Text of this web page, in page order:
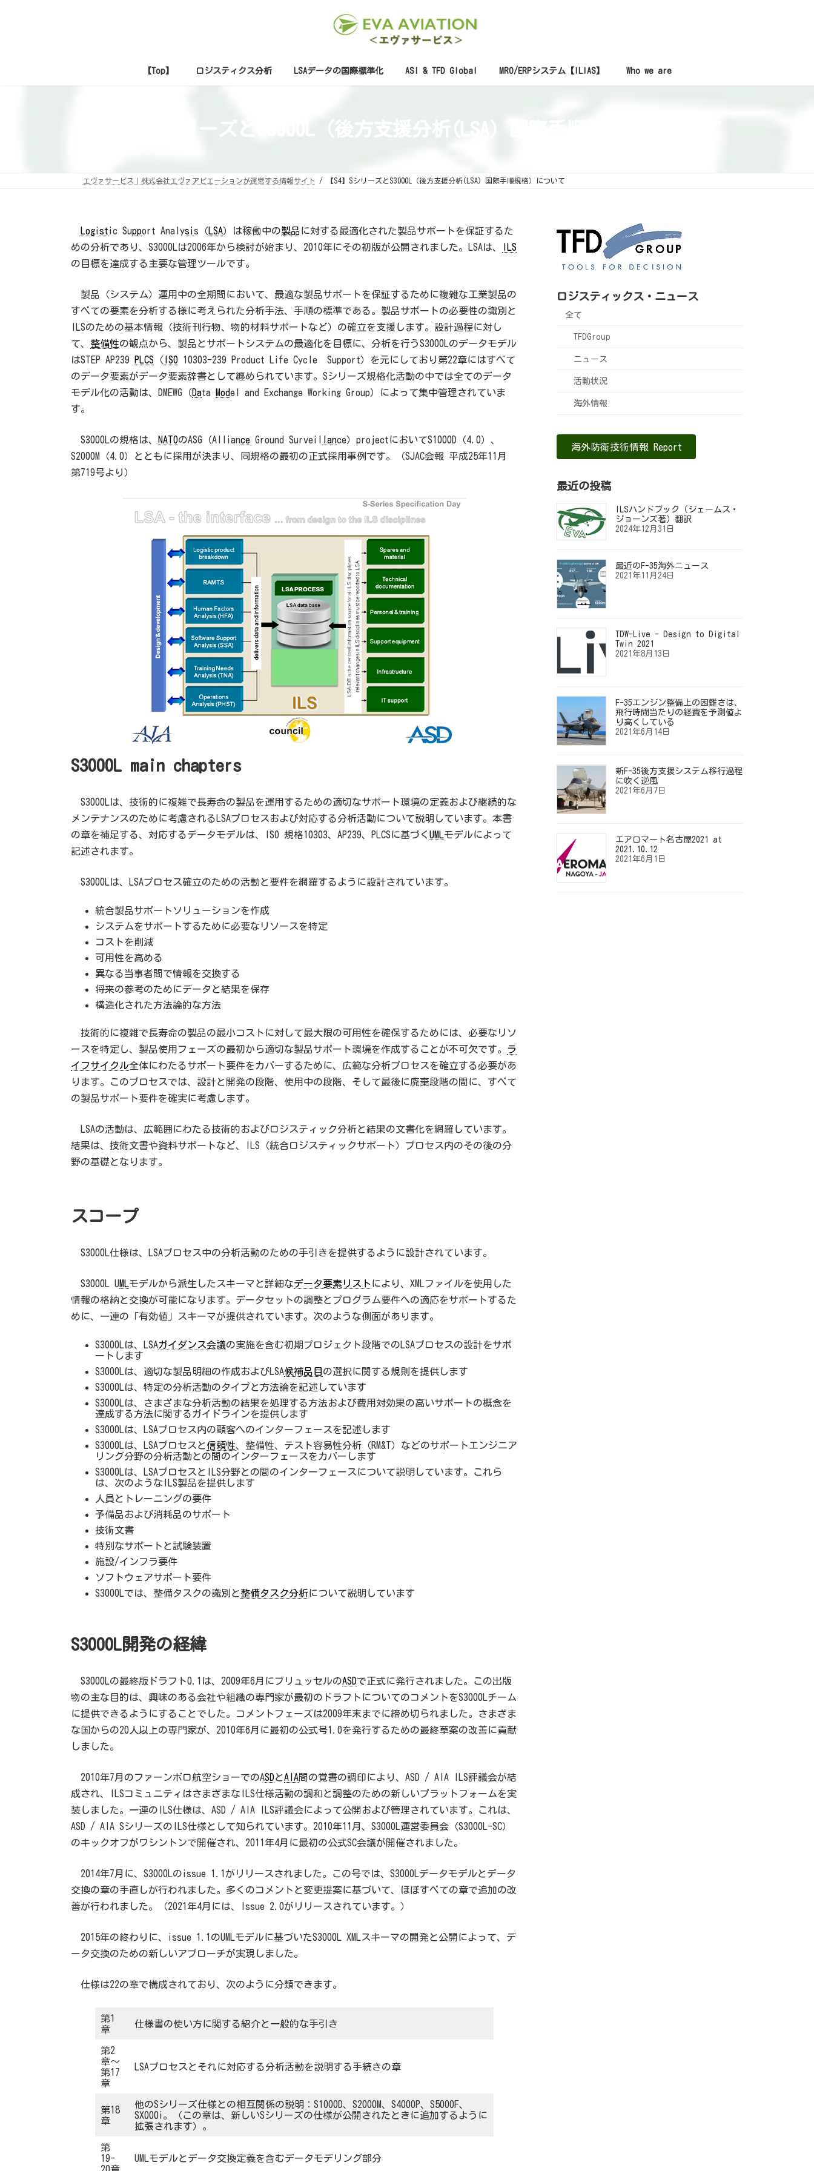
【Top】 ロジスティクス分析 LSAデータの国際標準化 ASI & TFD Global MRO/ERPシステム【ILIAS】 Who we are
エヴァサービス｜株式会社エヴァアビエーションが運営する情報サイト 【S4】SシリーズとS3000L（後方支援分析(LSA) 国際手順規格）について
Logistic Support Analysis（LSA）は稼働中の製品に対する最適化された製品サポートを保証するた
めの分析であり、S3000Lは2006年から検討が始まり、2010年にその初版が公開されました。LSAは、
ILS
の目標を達成する主要な管理ツールです。
製品（システム）運用中の全期間において、最適な製品サポートを保証するために複雑な工業製品の
すべての要素を分析する様に考えられた分析手法、手順の標準である。製品サポートの必要性の識別と
ILSのための基本情報（技術刊行物、物的材料サポートなど）の確立を支援します。設計過程に対し
て、 整備性の観点から、製品とサポートシステムの最適化を目標に、分析を行うS3000Lのデータモデル
はSTEP AP239 PLCS （ISO 10303-239 Product Life Cycle Support）を元にしており第22章にはすべて
のデータ要素がデータ要素辞書として纏められています。Sシリーズ規格化活動の中では全てのデータ
モデル化の活動は、DMEWG（Data Model and Exchange Working Group）によって集中管理されていま
す。
S3000Lの規格は、 NATOのASG（Alliance Ground Surveil lance）projectにおいてS1000D（4.0）、
S2000M（4.0）とともに採用が決まり、同規格の最初の正式採用事例です。（SJAC会報 平成25年11月
第719号より）
S3000L main chapters
S3000Lは、技術的に複雑で長寿命の製品を運用するための適切なサポート環境の定義および継続的な
メンテナンスのために考慮されるLSAプロセスおよび対応する分析活動について説明しています。本書
の章を補足する、対応するデータモデルは、ISO 規格10303、AP239、PLCSに基づく UML モデルによって
記述されます。
S3000Lは、LSAプロセス確立のための活動と要件を網羅するように設計されています。
統合製品サポートソリューションを作成
システムをサポートするために必要なリソースを特定
コストを削減
可用性を高める
異なる当事者間で情報を交換する
将来の参考のためにデータと結果を保存
構造化された方法論的な方法
技術的に複雑で長寿命の製品の最小コストに対して最大限の可用性を確保するためには、必要なリソ
ースを特定し、製品使用フェーズの最初から適切な製品サポート環境を作成することが不可欠です。 ラ
イフサイクル全体にわたるサポート要件をカバーするために、広範な分析プロセスを確立する必要があ
ります。このプロセスでは、設計と開発の段階、使用中の段階、そして最後に廃棄段階の間に、すべて
の製品サポート要件を確実に考慮します。
LSAの活動は、広範囲にわたる技術的およびロジスティック分析と結果の文書化を網羅しています。
結果は、技術文書や資料サポートなど、ILS（統合ロジスティックサポート）プロセス内のその後の分
野の基礎となります。
スコープ
S3000L仕様は、LSAプロセス中の分析活動のための手引きを提供するように設計されています。
S3000L UML モデルから派生したスキーマと詳細なデータ要素リスト により、XMLファイルを使用した
情報の格納と交換が可能になります。データセットの調整とプログラム要件への適応をサポートするた
めに、一連の「有効値」スキーマが提供されています。次のような側面があります。
S3000Lは、LSAガイダンス会議の実施を含む初期プロジェクト段階でのLSAプロセスの設計をサポ
ートします
S3000Lは、適切な製品明細の作成およびLSA候補品目の選択に関する規則を提供します
S3000Lは、特定の分析活動のタイプと方法論を記述しています
S3000Lは、さまざまな分析活動の結果を処理する方法および費用対効果の高いサポートの概念を
達成する方法に関するガイドラインを提供します
S3000Lは、LSAプロセス内の顧客へのインターフェースを記述します
S3000Lは、LSAプロセスと信頼性、整備性、テスト容易性分析（RM&T）などのサポートエンジニア
リング分野の分析活動との間のインターフェースをカバーします
S3000Lは、LSAプロセスとILS分野との間のインターフェースについて説明しています。これら
は、次のようなILS製品を提供します
人員とトレーニングの要件
予備品および消耗品のサポート
技術文書
特別なサポートと試験装置
施設/インフラ要件
ソフトウェアサポート要件
S3000Lでは、整備タスクの識別と整備タスク分析について説明しています
S3000L開発の経緯
S3000Lの最終版ドラフト0.1は、2009年6月にブリュッセルのASDで正式に発行されました。この出版
物の主な目的は、興味のある会社や組織の専門家が最初のドラフトについてのコメントをS3000Lチーム
に提供できるようにすることでした。コメントフェーズは2009年末までに締め切られました。さまざま
な国からの20人以上の専門家が、2010年6月に最初の公式号1.0を発行するための最終草案の改善に貢献
しました。
2010年7月のファーンボロ航空ショーでのASDとAIA間の覚書の調印により、ASD / AIA ILS評議会が結
成され、ILSコミュニティはさまざまなILS仕様活動の調和と調整のための新しいプラットフォームを実
装しました。一連のILS仕様は、ASD / AIA ILS評議会によって公開および管理されています。これは、
ASD / AIA SシリーズのILS仕様として知られています。2010年11月、S3000L運営委員会（S3000L-SC）
のキックオフがワシントンで開催され、2011年4月に最初の公式SC会議が開催されました。
2014年7月に、S3000Lのissue 1.1がリリースされました。この号では、S3000Lデータモデルとデータ
交換の章の手直しが行われました。多くのコメントと変更提案に基づいて、ほぼすべての章で追加の改
善が行われました。（2021年4月には、Issue 2.0がリリースされています。）
2015年の終わりに、issue 1.1のUMLモデルに基づいたS3000L XMLスキーマの開発と公開によって、デ
ータ交換のための新しいアプローチが実現しました。
仕様は22の章で構成されており、次のように分類できます。
第1
章
仕様書の使い方に関する紹介と一般的な手引き
第2
章〜
第17
章
LSAプロセスとそれに対応する分析活動を説明する手続きの章
第18
章
他のSシリーズ仕様との相互関係の説明：S1000D、S2000M、S4000P、S5000F、
SX000i。（この章は、新しいSシリーズの仕様が公開されたときに追加するように
拡張されます）。
第
19-
20章
UMLモデルとデータ交換定義を含むデータモデリング部分
ロジスティックス・ニュース
全て
TFDGroup
ニュース
活動状況
海外情報
海外防衛技術情報 Report
最近の投稿
ILSハンドブック（ジェームス・
ジョーンズ著）翻訳
2024年12月31日
最近のF-35海外ニュース
2021年11月24日
TDW-Live - Design to Digital
Twin 2021
2021年8月13日
F-35エンジン整備上の困難さは、
飛行時間当たりの経費を予測値よ
り高くしている
2021年6月14日
新F-35後方支援システム移行過程
に吹く逆風
2021年6月7日
エアロマート名古屋2021 at
2021.10.12
2021年6月1日